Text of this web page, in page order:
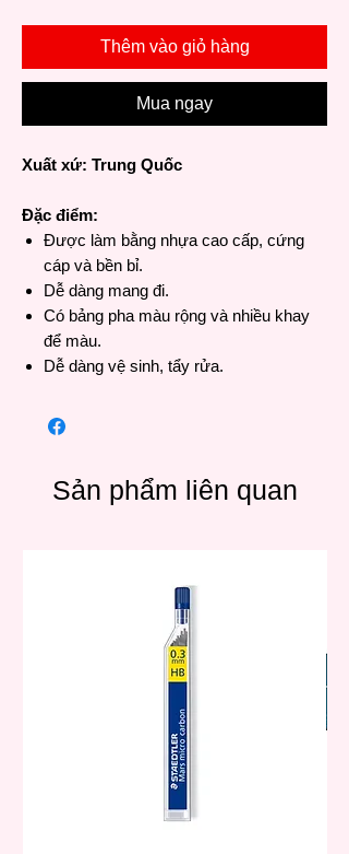
Thêm vào giỏ hàng
Mua ngay
Xuất xứ: Trung Quốc
Đặc điểm:
Được làm bằng nhựa cao cấp, cứng
cáp và bền bỉ.
Dễ dàng mang đi.
Có bảng pha màu rộng và nhiều khay
để màu.
Dễ dàng vệ sinh, tẩy rửa.
Sản phẩm liên quan